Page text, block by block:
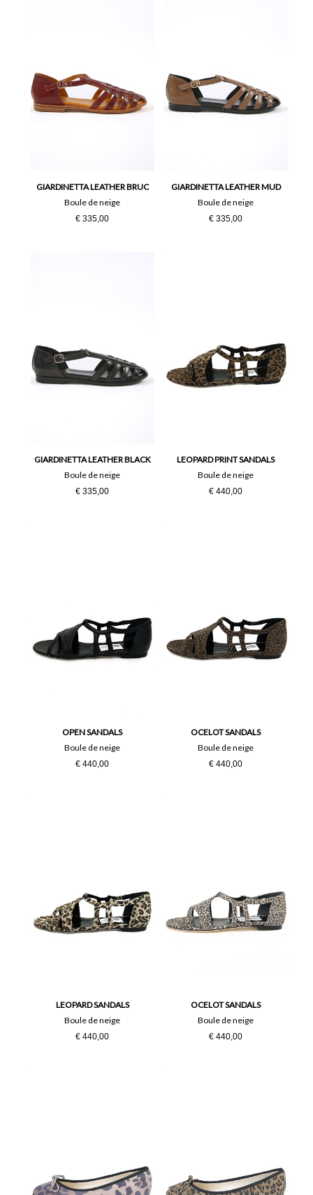
GIARDINETTA LEATHER BRUC
Boule de neige
€ 335,00
GIARDINETTA LEATHER MUD
Boule de neige
€ 335,00
GIARDINETTA LEATHER BLACK
Boule de neige
€ 335,00
LEOPARD PRINT SANDALS
Boule de neige
€ 440,00
OPEN SANDALS
Boule de neige
€ 440,00
OCELOT SANDALS
Boule de neige
€ 440,00
LEOPARD SANDALS
Boule de neige
€ 440,00
OCELOT SANDALS
Boule de neige
€ 440,00